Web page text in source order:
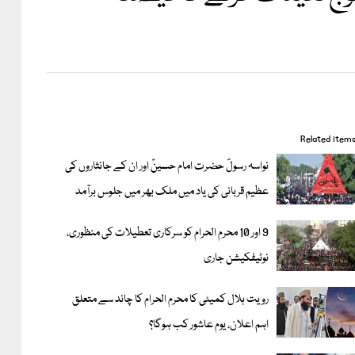
Related items
نواسہ رسولؐ حضرت امام حسینؑ اور ان کے جانثاروں کی
عظیم قربانی کی یاد میں ملک بھر میں جلوس برآمد
9 اور 10 محرم الحرام کو سرکاری تعطیلات کی منظوری،
نوٹیفکیشن جاری
رویت ہلال کمیٹی کا محرم الحرام کا چاند سے متعلق
اہم اعلان، یوم عاشور کب ہوگا؟